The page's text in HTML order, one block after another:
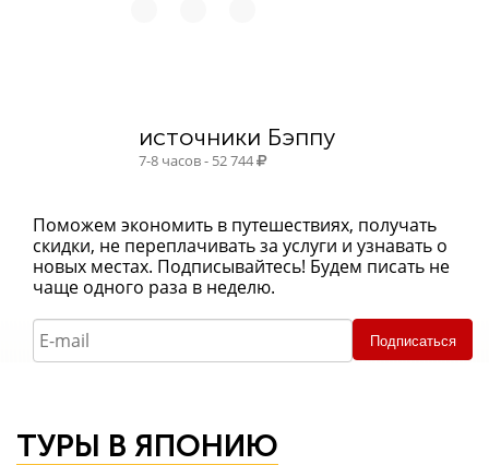
источники Бэппу
7-8 часов - 52 744
Поможем экономить в путешествиях, получать
скидки, не переплачивать за услуги и узнавать о
новых местах. Подписывайтесь! Будем писать не
чаще одного раза в неделю.
Подписаться
ТУРЫ В ЯПОНИЮ